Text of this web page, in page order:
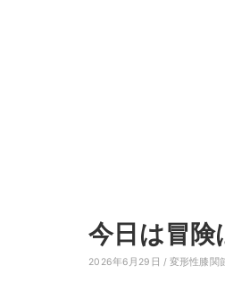
今日は冒険
2026年6月29日 /変形性膝関